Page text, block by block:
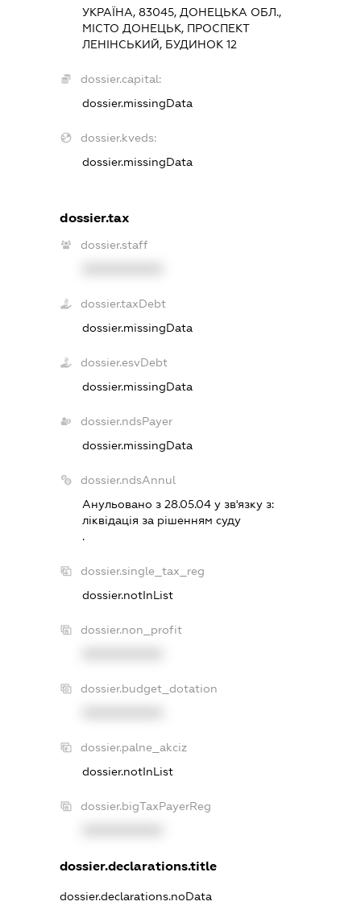
УКРАЇНА, 83045, ДОНЕЦЬКА ОБЛ.,
МІСТО ДОНЕЦЬК, ПРОСПЕКТ
ЛЕНІНСЬКИЙ, БУДИНОК 12
dossier.capital:
dossier.missingData
dossier.kveds:
dossier.missingData
dossier.tax
dossier.staff
dossier.taxDebt
dossier.missingData
dossier.esvDebt
dossier.missingData
dossier.ndsPayer
dossier.missingData
dossier.ndsAnnul
Анульовано з 28.05.04 у зв'язку з:
лiквiдацiя за рiшенням суду
.
dossier.single_tax_reg
dossier.notInList
dossier.non_profit
dossier.budget_dotation
dossier.palne_akciz
dossier.notInList
dossier.bigTaxPayerReg
dossier.declarations.title
dossier.declarations.noData